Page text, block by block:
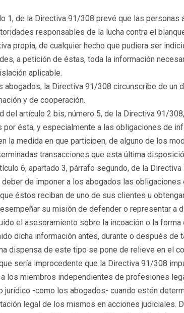
1, de la Directiva 91/308 prevé que las
responsables de la lucha contra el
propia, de cualquier hecho que pudiera ser
a petición de éstas, toda la información
aplicable.
abogados, la Directiva 91/308 circunscribe de un
y de cooperación.
del artículo 2 bis, número 5, de la Directiva 91/
ésta, y especialmente a las obligaciones de
la medida en que participen, de alguno de los
transacciones que esta última
6, apartado 3, párrafo segundo, de la
de imponer a los abogados las
éstos reciban de uno de sus clientes u
su misión de defender o representar a
el asesoramiento sobre la incoación o la
dicha información antes, durante o después de
dispensa de este tipo se pone de relieve en el
sería improcedente que la Directiva 91/308
los miembros independientes de profesiones
jurídico -como los abogados- cuando estén
legal de los mismos en acciones judiciales.